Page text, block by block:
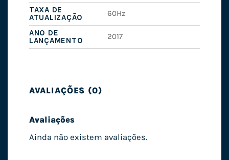
TAXA DE
ATUALIZAÇÃO
60Hz
ANO DE
LANÇAMENTO
2017
AVALIAÇÕES (0)
Avaliações
Ainda não existem avaliações.